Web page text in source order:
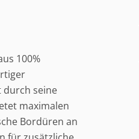
100%
durch seine
maximalen
Bordüren an